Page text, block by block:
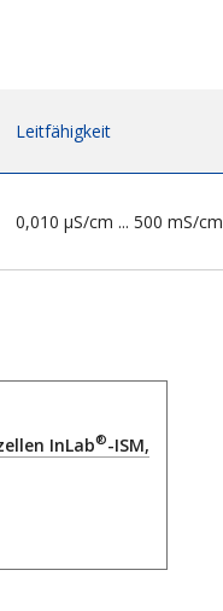
Leitfähigkeit
0,010 µS/cm ... 500 mS/cm
InLab®-ISM,